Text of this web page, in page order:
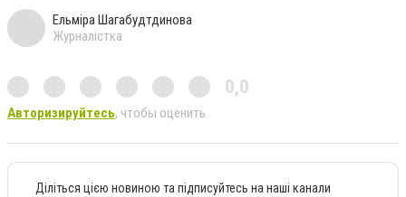
Ельміра Шагабудтдинова
Журналістка
0,0
Авторизируйтесь, чтобы оценить
Діліться цією новиною та підписуйтесь на наші канали